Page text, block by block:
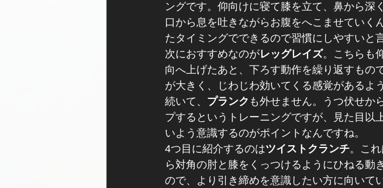
ングです。仰向けに寝て膝を立て、鼻から深
口から息を吐きながらお腹をへこませていく
たタイミングでできるので習慣にしやすいと
次におすすめなのがレッグレイズ。こちらも
向へ上げたあと、下ろす動作を繰り返すもの
が大きく、じわじわ効いてくる感覚があるよ
続いて、 プランク も外せません。うつ伏せか
プするというトレーニングですが、見た目以
いよう意識するのがポイントなんですね。
4つ目に紹介するのはツイストクランチ。こ
ら対角の肘と膝をくっつけるようにひねる動
ので、より引き締めを意識したい方に向いて